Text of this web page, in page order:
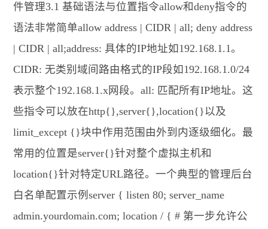
件管理3.1 基础语法与位置指令allow和deny指令的
语法非常简单allow address | CIDR | all; deny address
| CIDR | all;address: 具体的IP地址如192.168.1.1。
CIDR: 无类别域间路由格式的IP段如192.168.1.0/24
表示整个192.168.1.x网段。all: 匹配所有IP地址。这
些指令可以放在http{},server{},location{}以及
limit_except {}块中作用范围由外到内逐级细化。最
常用的位置是server{}针对整个虚拟主机和
location{}针对特定URL路径。一个典型的管理后台
白名单配置示例server { listen 80; server_name
admin.yourdomain.com; location / { # 第一步允许公